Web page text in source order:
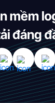
mềm
đáng